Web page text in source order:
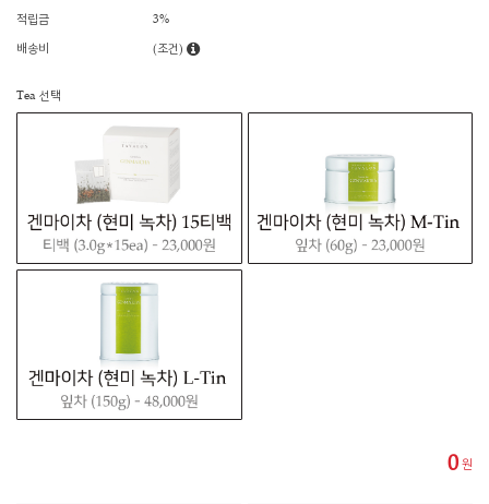
적립금 3%
배송비 (조건)
Tea 선택
0 원